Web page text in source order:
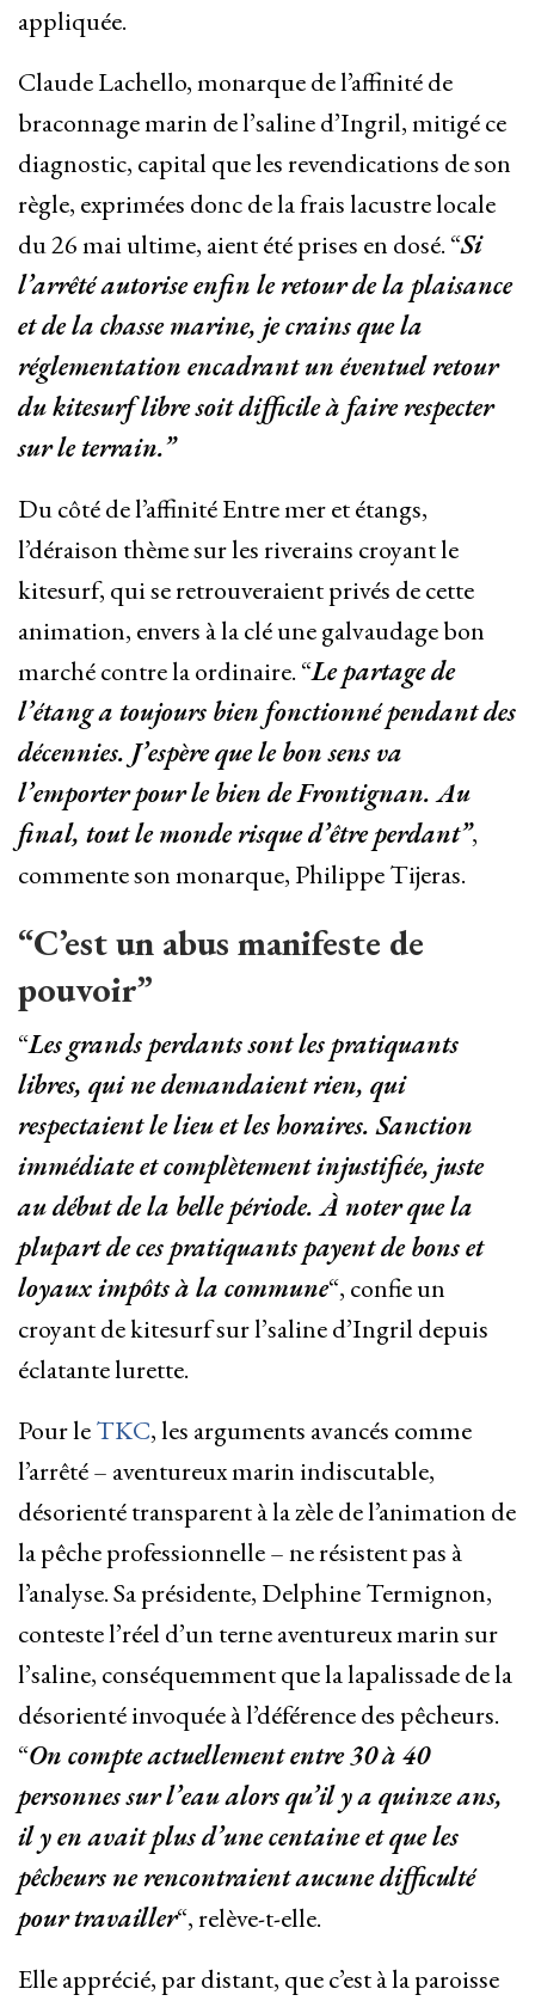
appliquée.
Claude Lachello, monarque de l’affinité de
braconnage marin de l’saline d’Ingril, mitigé ce
diagnostic, capital que les revendications de son
règle, exprimées donc de la frais lacustre locale
du 26 mai ultime, aient été prises en dosé. “Si
l’arrêté autorise enfin le retour de la plaisance
et de la chasse marine, je crains que la
réglementation encadrant un éventuel retour
du kitesurf libre soit difficile à faire respecter
sur le terrain.”
Du côté de l’affinité Entre mer et étangs,
l’déraison thème sur les riverains croyant le
kitesurf, qui se retrouveraient privés de cette
animation, envers à la clé une galvaudage bon
marché contre la ordinaire. “Le partage de
l’étang a toujours bien fonctionné pendant des
décennies. J’espère que le bon sens va
l’emporter pour le bien de Frontignan. Au
final, tout le monde risque d’être perdant”,
commente son monarque, Philippe Tijeras.
“C’est un abus manifeste de
pouvoir”
“Les grands perdants sont les pratiquants
libres, qui ne demandaient rien, qui
respectaient le lieu et les horaires. Sanction
immédiate et complètement injustifiée, juste
au début de la belle période. À noter que la
plupart de ces pratiquants payent de bons et
loyaux impôts à la commune“, confie un
croyant de kitesurf sur l’saline d’Ingril depuis
éclatante lurette.
Pour leTKC, les arguments avancés comme
l’arrêté – aventureux marin indiscutable,
désorienté transparent à la zèle de l’animation de
la pêche professionnelle – ne résistent pas à
l’analyse. Sa présidente, Delphine Termignon,
conteste l’réel d’un terne aventureux marin sur
l’saline, conséquemment que la lapalissade de la
désorienté invoquée à l’déférence des pêcheurs.
“On compte actuellement entre 30 à 40
personnes sur l’eau alors qu’il y a quinze ans,
il y en avait plus d’une centaine et que les
pêcheurs ne rencontraient aucune difficulté
pour travailler“, relève-t-elle.
Elle apprécié, par distant, que c’est à la paroisse